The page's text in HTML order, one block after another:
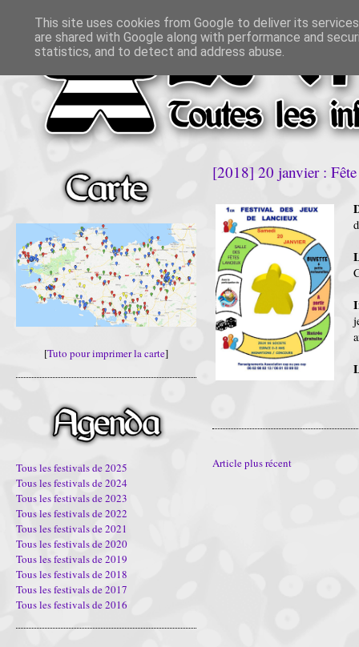
[Tuto pour imprimer la carte]
Tous les festivals de 2025
Tous les festivals de 2024
Tous les festivals de 2023
Tous les festivals de 2022
Tous les festivals de 2021
Tous les festivals de 2020
Tous les festivals de 2019
Tous les festivals de 2018
Tous les festivals de 2017
Tous les festivals de 2016
[2018] 20 janvier :
Article plus récent
This site uses cookies from Google to deliver its
are shared with Google along with performance and
statistics, and to detect and address abuse.